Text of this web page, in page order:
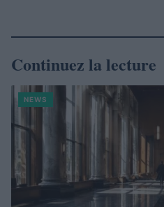
Continuez la lecture
NEWS